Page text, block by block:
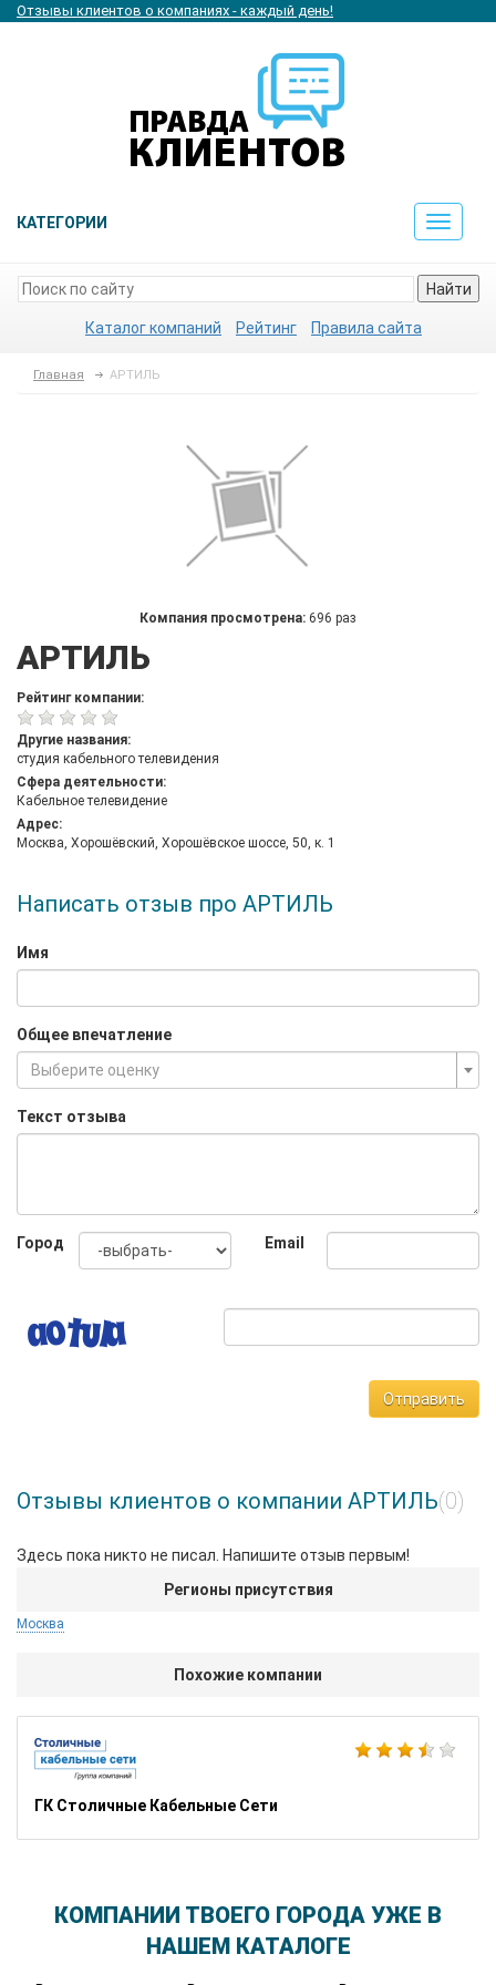
Отзывы клиентов о компаниях - каждый день!
КАТЕГОРИИ
Toggle
Найти
Каталог компаний Рейтинг Правила сайта
Главная АРТИЛЬ
Компания просмотрена: 696 раз
АРТИЛЬ
Рейтинг компании:
Другие названия:
студия кабельного телевидения
Сфера деятельности:
Кабельное телевидение
Адрес:
Москва, Хорошёвский, Хорошёвское шоссе, 50, к. 1
Написать отзыв про АРТИЛЬ
Имя
Общее впечатление
Выберите оценку
Текст отзыва
Город Email
Отправить
Отзывы клиентов о компании АРТИЛЬ(0)
Здесь пока никто не писал. Напишите отзыв первым!
Регионы присутствия
Москва
Похожие компании
ГК Столичные Кабельные Сети
КОМПАНИИ ТВОЕГО ГОРОДА УЖЕ В
НАШЕМ КАТАЛОГЕ